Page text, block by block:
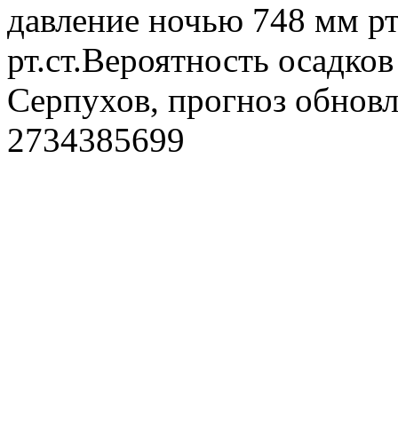
давление ночью 748 мм
рт.ст.Вероятность
Серпухов, прогноз
2734385699